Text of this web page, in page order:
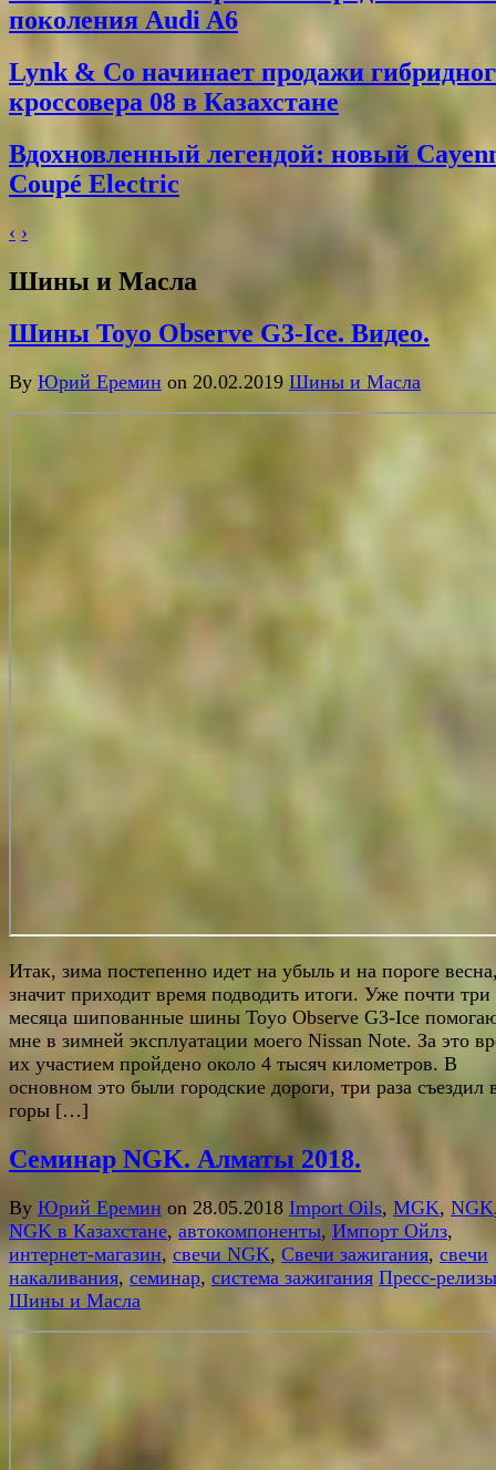
поколения Audi A6
Lynk & Co начинает продажи
кроссовера 08 в Казахстане
Вдохновленный легендой: новый
Coupé Electric
‹ ›
Шины и Масла
Шины Toyo Observe G3-Ice. Видео.
By Юрий Еремин on 20.02.2019 Шины и Масла
Итак, зима постепенно идет на убыль и на пороге
значит приходит время подводить итоги. Уже почти три
месяца шипованные шины Toyo Observe G3-Ice
мне в зимней эксплуатации моего Nissan Note. За это
их участием пройдено около 4 тысяч километров. В
основном это были городские дороги, три раза съездил
горы […]
Семинар NGK. Алматы 2018.
By Юрий Еремин on 28.05.2018 Import Oils, MGK, NGK
NGK в Казахстане, автокомпоненты, Импорт Ойлз,
интернет-магазин, свечи NGK, Свечи зажигания, свечи
накаливания, семинар, система зажигания Пресс-релизы
Шины и Масла